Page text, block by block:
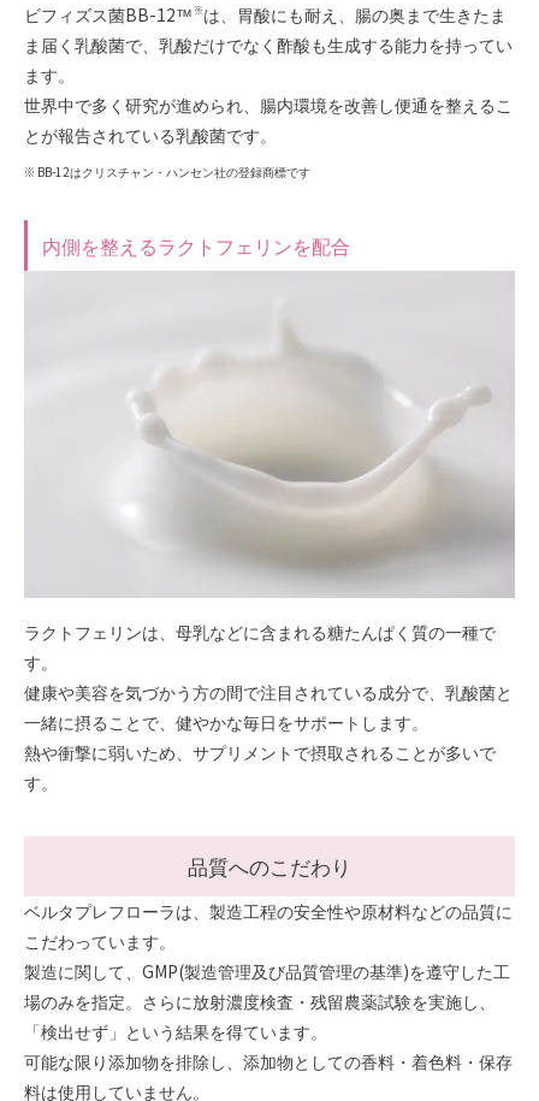
ビフィズス菌BB-12™ ※は、胃酸にも耐え、腸の奥まで生きたま
ま届く乳酸菌で、乳酸だけでなく酢酸も生成する能力を持ってい
ます。
世界中で多く研究が進められ、腸内環境を改善し便通を整えるこ
とが報告されている乳酸菌です。
※ BB-12はクリスチャン・ハンセン社の登録商標です
内側を整えるラクトフェリンを配合
ラクトフェリンは、母乳などに含まれる糖たんぱく質の一種で
す。
健康や美容を気づかう方の間で注目されている成分で、乳酸菌と
一緒に摂ることで、健やかな毎日をサポートします。
熱や衝撃に弱いため、サプリメントで摂取されることが多いで
す。
品質へのこだわり
ベルタプレフローラは、製造工程の安全性や原材料などの品質に
こだわっています。
製造に関して、GMP(製造管理及び品質管理の基準)を遵守した工
場のみを指定。さらに放射濃度検査・残留農薬試験を実施し、
「検出せず」という結果を得ています。
可能な限り添加物を排除し、添加物としての香料・着色料・保存
料は使用していません。